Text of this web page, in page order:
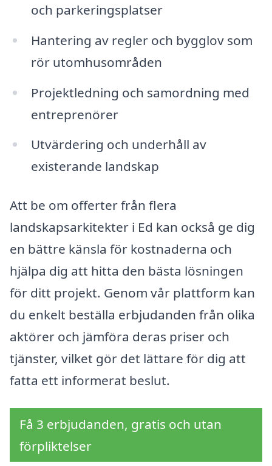
och parkeringsplatser
Hantering av regler och bygglov som
rör utomhusområden
Projektledning och samordning med
entreprenörer
Utvärdering och underhåll av
existerande landskap
Att be om offerter från flera
landskapsarkitekter i Ed kan också ge dig
en bättre känsla för kostnaderna och
hjälpa dig att hitta den bästa lösningen
för ditt projekt. Genom vår plattform kan
du enkelt beställa erbjudanden från olika
aktörer och jämföra deras priser och
tjänster, vilket gör det lättare för dig att
fatta ett informerat beslut.
Få 3 erbjudanden, gratis och utan
förpliktelser